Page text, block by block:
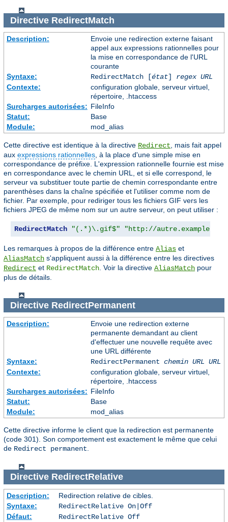
Directive RedirectMatch
Description:
Envoie une redirection externe faisant
appel aux expressions rationnelles pour
la mise en correspondance de l'URL
courante
Syntaxe:
RedirectMatch [état] regex URL
Contexte:
configuration globale, serveur virtuel,
répertoire, .htaccess
Surcharges autorisées: FileInfo
Statut:
Base
Module:
mod_alias
Cette directive est identique à la directive Redirect, mais fait appel
aux expressions rationnelles, à la place d'une simple mise en
correspondance de préfixe. L'expression rationnelle fournie est mise
en correspondance avec le chemin URL, et si elle correspond, le
serveur va substituer toute partie de chemin correspondante entre
parenthèses dans la chaîne spécifiée et l'utiliser comme nom de
fichier. Par exemple, pour rediriger tous les fichiers GIF vers les
fichiers JPEG de même nom sur un autre serveur, on peut utiliser :
RedirectMatch "(.*)\.gif$" "http://
Les remarques à propos de la différence entre Alias et
AliasMatch s'appliquent aussi à la différence entre les directives
Redirect et RedirectMatch. Voir la directive AliasMatch pour
plus de détails.
Directive RedirectPermanent
Description:
Envoie une redirection externe
permanente demandant au client
d'effectuer une nouvelle requête avec
une URL différente
Syntaxe:
RedirectPermanent chemin URL URL
Contexte:
configuration globale, serveur virtuel,
répertoire, .htaccess
Surcharges autorisées: FileInfo
Statut:
Base
Module:
mod_alias
Cette directive informe le client que la redirection est permanente
(code 301). Son comportement est exactement le même que celui
de Redirect permanent.
Directive RedirectRelative
Description:
Redirection relative de cibles.
Syntaxe:
RedirectRelative On|Off
Défaut:
RedirectRelative Off